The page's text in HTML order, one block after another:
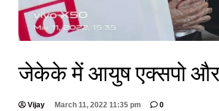
जेकेके में आयुष एक्सपो और
Vijay March 11, 2022 11:35 pm 0